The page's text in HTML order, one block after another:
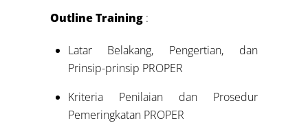
Outline Training :
Latar Belakang, Pengertian, dan
Prinsip-prinsip PROPER
Kriteria Penilaian dan Prosedur
Pemeringkatan PROPER